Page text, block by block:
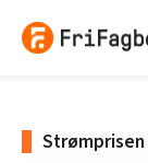
Strømprisen